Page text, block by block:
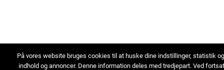
På vores website bruges cookies til at huske dine indstillinger, statistik
indhold og annoncer. Denne information deles med tredjepart. Ved